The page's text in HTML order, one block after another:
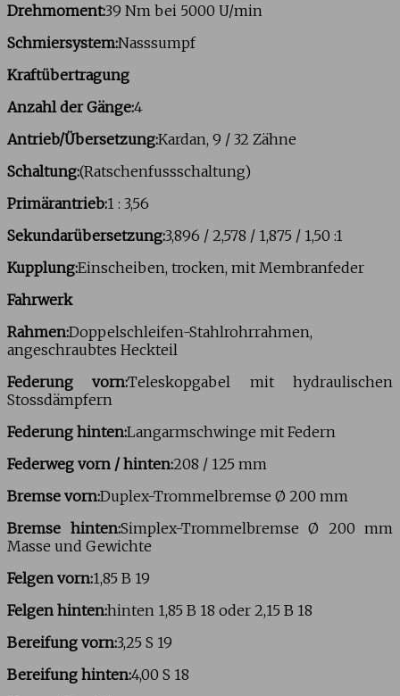
Drehmoment:39 Nm bei 5000 U/min
Schmiersystem:Nasssumpf
Kraftübertragung
Anzahl der Gänge:4
Antrieb/Übersetzung:Kardan, 9 / 32 Zähne
Schaltung:(Ratschenfussschaltung)
Primärantrieb:1 : 3,56
Sekundarübersetzung:3,896 / 2,578 / 1,875 / 1,50 :1
Kupplung:Einscheiben, trocken, mit Membranfeder
Fahrwerk
Rahmen:Doppelschleifen-Stahlrohrrahmen,
angeschraubtes Heckteil
Federung vorn:Teleskopgabel mit hydraulischen
Stossdämpfern
Federung hinten:Langarmschwinge mit Federn
Federweg vorn / hinten:208 / 125 mm
Bremse vorn:Duplex-Trommelbremse Ø 200 mm
Bremse hinten:Simplex-Trommelbremse Ø 200 mm
Masse und Gewichte
Felgen vorn:1,85 B 19
Felgen hinten:hinten 1,85 B 18 oder 2,15 B 18
Bereifung vorn:3,25 S 19
Bereifung hinten:4,00 S 18